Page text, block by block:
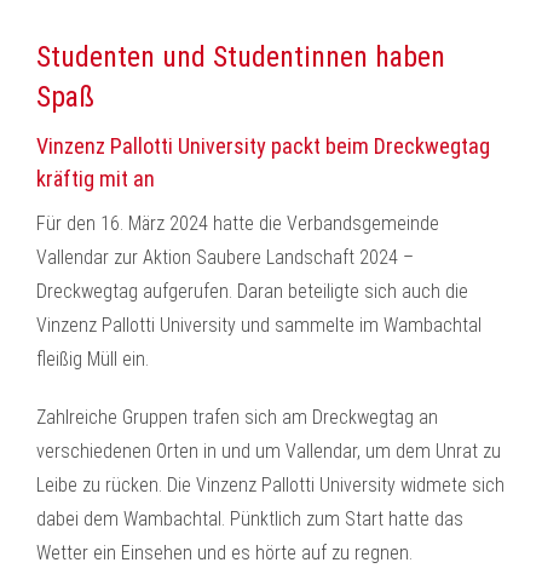
Studenten und Studentinnen haben
Spaß
Vinzenz Pallotti University packt beim Dreckwegtag
kräftig mit an
Für den 16. März 2024 hatte die Verbandsgemeinde
Vallendar zur Aktion Saubere Landschaft 2024 –
Dreckwegtag aufgerufen. Daran beteiligte sich auch die
Vinzenz Pallotti University und sammelte im Wambachtal
fleißig Müll ein.
Zahlreiche Gruppen trafen sich am Dreckwegtag an
verschiedenen Orten in und um Vallendar, um dem Unrat zu
Leibe zu rücken. Die Vinzenz Pallotti University widmete sich
dabei dem Wambachtal. Pünktlich zum Start hatte das
Wetter ein Einsehen und es hörte auf zu regnen.